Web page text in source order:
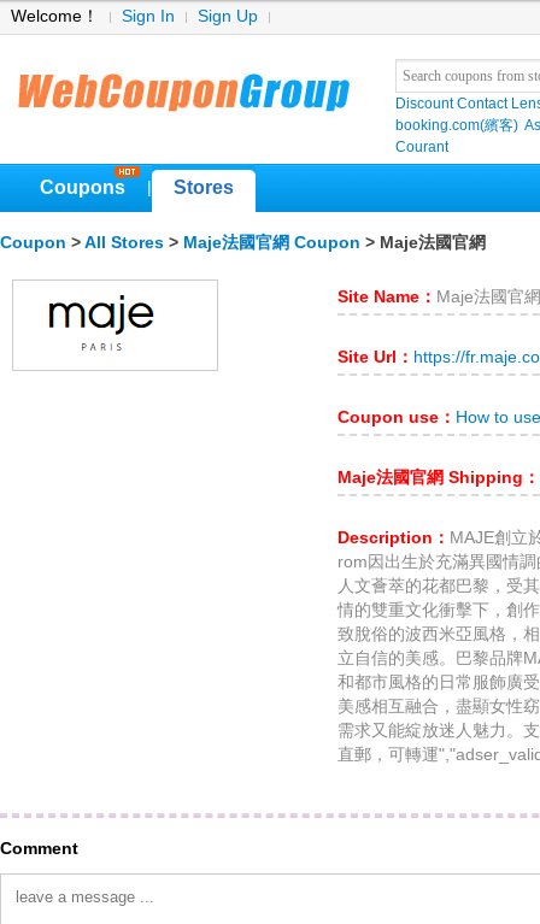
Welcome！ Sign In Sign Up
Discount Contact
booking.com(繽客)
Courant
Coupons Stores
Coupon > All Stores > Maje法國官網 Coupon > Maje法國官網
Site Name： Maje法國官網
Site Url： https://
Coupon use： How to
Maje法國官網 Shipping：
Description： MAJE創立
rom因出生於充滿異國情
人文薈萃的花都巴黎，受
情的雙重文化衝擊下，創
致脫俗的波西米亞風格，
立自信的美感。巴黎品牌
和都市風格的日常服飾廣
美感相互融合，盡顯女性
需求又能綻放迷人魅力。
直郵，可轉運
Comment